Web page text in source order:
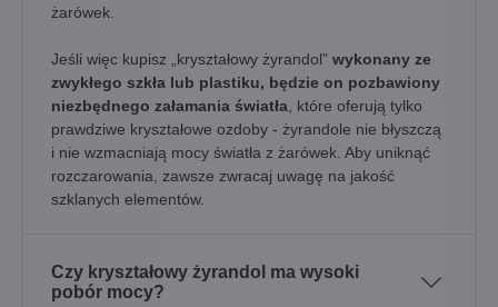
żarówek.
Jeśli więc kupisz „kryształowy żyrandol" wykonany ze
zwykłego szkła lub plastiku, będzie on pozbawiony
niezbędnego załamania światła , które oferują tylko
prawdziwe kryształowe ozdoby - żyrandole nie błyszczą
i nie wzmacniają mocy światła z żarówek. Aby uniknąć
rozczarowania, zawsze zwracaj uwagę na jakość
szklanych elementów.
Czy kryształowy żyrandol ma wysoki
pobór mocy?